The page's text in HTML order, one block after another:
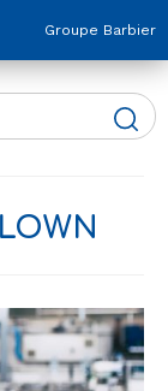
Groupe Barbier